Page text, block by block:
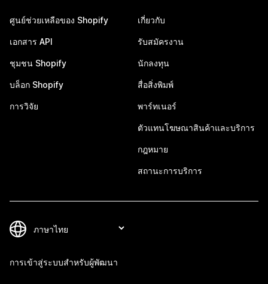
ศูนย์ช่วยเหลือของ Shopify
เอกสาร API
ชุมชน Shopify
บล็อก Shopify
การวิจัย
เกี่ยวกับ
รับสมัครงาน
นักลงทุน
สื่อสิ่งพิมพ์
พาร์ทเนอร์
ตัวแทนโฆษณาสินค้าและบริการ
กฎหมาย
สถานะการบริการ
การเข้าสู่ระบบสำหรับผู้พัฒนา